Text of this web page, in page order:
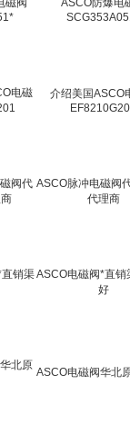
ASCO防爆电
介绍美国ASCO
ASCO脉冲电磁阀
代理商
ASCO电磁阀*直销
好
ASCO电磁阀华北